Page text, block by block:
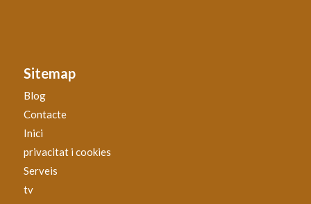
Sitemap
Blog
Contacte
Inici
privacitat i cookies
Serveis
tv